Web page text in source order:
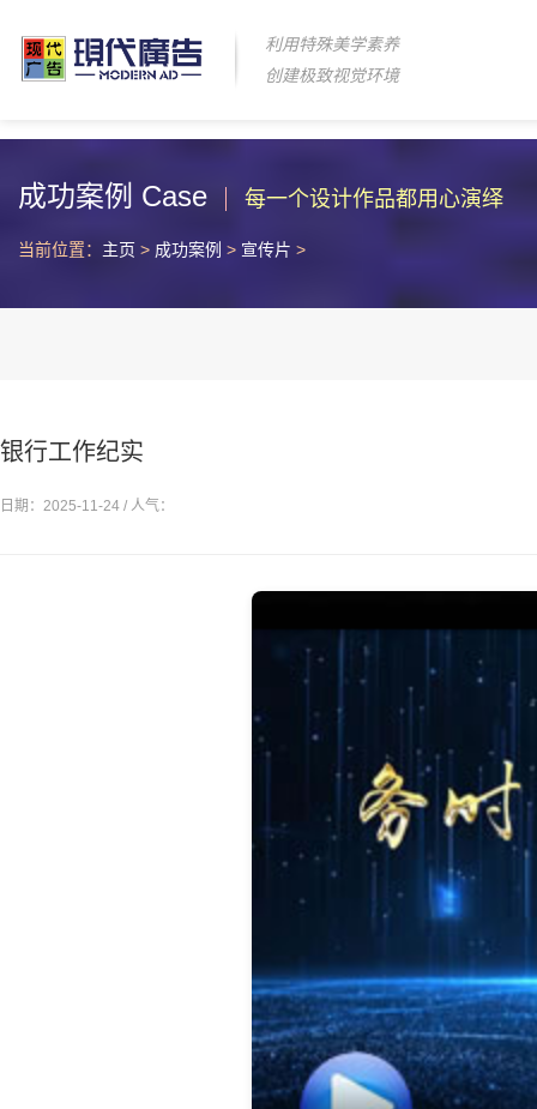
利用特殊美学素养
创建极致视觉环境
成功案例 Case 每一个设计作品都用心演绎
当前位置： 主页 > 成功案例 > 宣传片 >
银行工作纪实
日期：2025-11-24 / 人气：